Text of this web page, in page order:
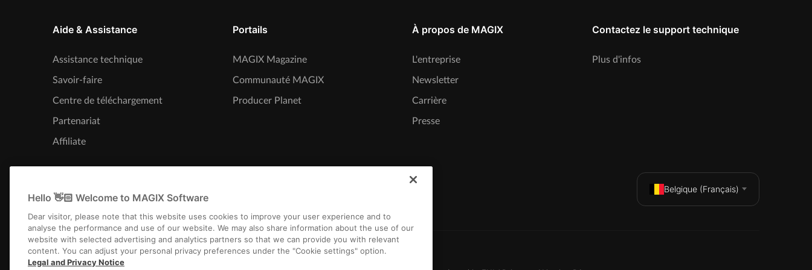
Aide & Assistance
Assistance technique
Savoir-faire
Centre de téléchargement
Partenariat
Affiliate
Portails
MAGIX Magazine
Communauté MAGIX
Producer Planet
À propos de MAGIX
L'entreprise
Newsletter
Carrière
Presse
Contactez le support technique
Plus d'infos
Belgique (Français)
Hello 👋🏻 Welcome to MAGIX Software
Dear visitor, please note that this website uses cookies to improve your user experience and to
analyse the performance and use of our website. We may also share information about the use of our
website with selected advertising and analytics partners so that we can provide you with relevant
content. You can adjust your personal privacy preferences under the "Cookie settings" option.
Legal and Privacy Notice